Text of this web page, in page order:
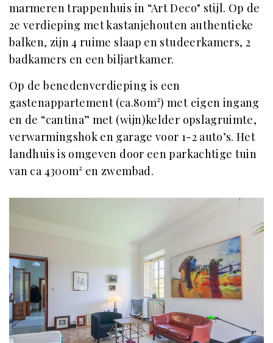
marmeren trappenhuis in “Art Deco" stijl. Op de
2e verdieping met kastanjehouten authentieke
balken, zijn 4 ruime slaap en studeerkamers, 2
badkamers en een biljartkamer.
Op de benedenverdieping is een
gastenappartement (ca.80m²) met eigen ingang
en de “cantina” met (wijn)kelder opslagruimte,
verwarmingshok en garage voor 1-2 auto’s. Het
landhuis is omgeven door een parkachtige tuin
van ca 4300m² en zwembad.